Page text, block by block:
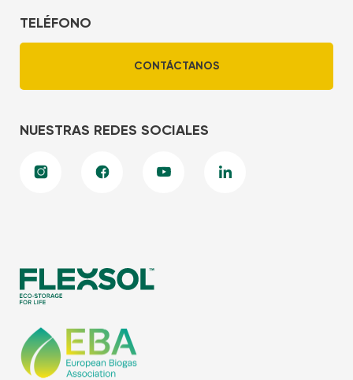
TELÉFONO
CONTÁCTANOS
NUESTRAS REDES SOCIALES